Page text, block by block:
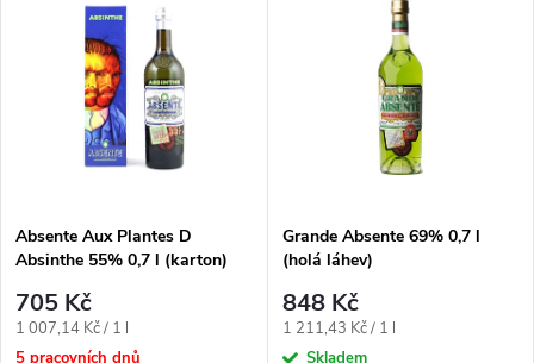
p
r
Abecedně
s
p
r
Absente Aux Plantes D
Absinthe 55% 0,7 l (karton)
705 Kč
Měrná
cena:
1 007,14 Kč / 1 l
5 pracovních dnů
Grande Absente 69% 0,7 l
(holá láhev)
848 Kč
Měrná
cena:
1 211,43 Kč / 1 l
Skladem